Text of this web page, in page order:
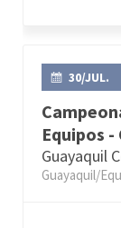
30/JUL.
Equipos -
Guayaquil
Guayaquil/